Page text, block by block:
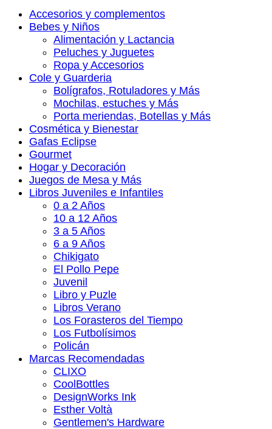
Accesorios y complementos
Bebes y Niños
Alimentación y Lactancia
Peluches y Juguetes
Ropa y Accesorios
Cole y Guarderia
Bolígrafos, Rotuladores y Más
Mochilas, estuches y Más
Porta meriendas, Botellas y Más
Cosmética y Bienestar
Gafas Eclipse
Gourmet
Hogar y Decoración
Juegos de Mesa y Más
Libros Juveniles e Infantiles
0 a 2 Años
10 a 12 Años
3 a 5 Años
6 a 9 Años
Chikigato
El Pollo Pepe
Juvenil
Libro y Puzle
Libros Verano
Los Forasteros del Tiempo
Los Futbolísimos
Policán
Marcas Recomendadas
CLIXO
CoolBottles
DesignWorks Ink
Esther Voltà
Gentlemen's Hardware